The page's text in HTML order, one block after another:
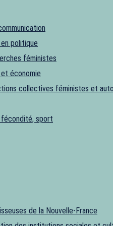
politique
féministes
et économie
collectives féministes et
sport
de la Nouvelle-France